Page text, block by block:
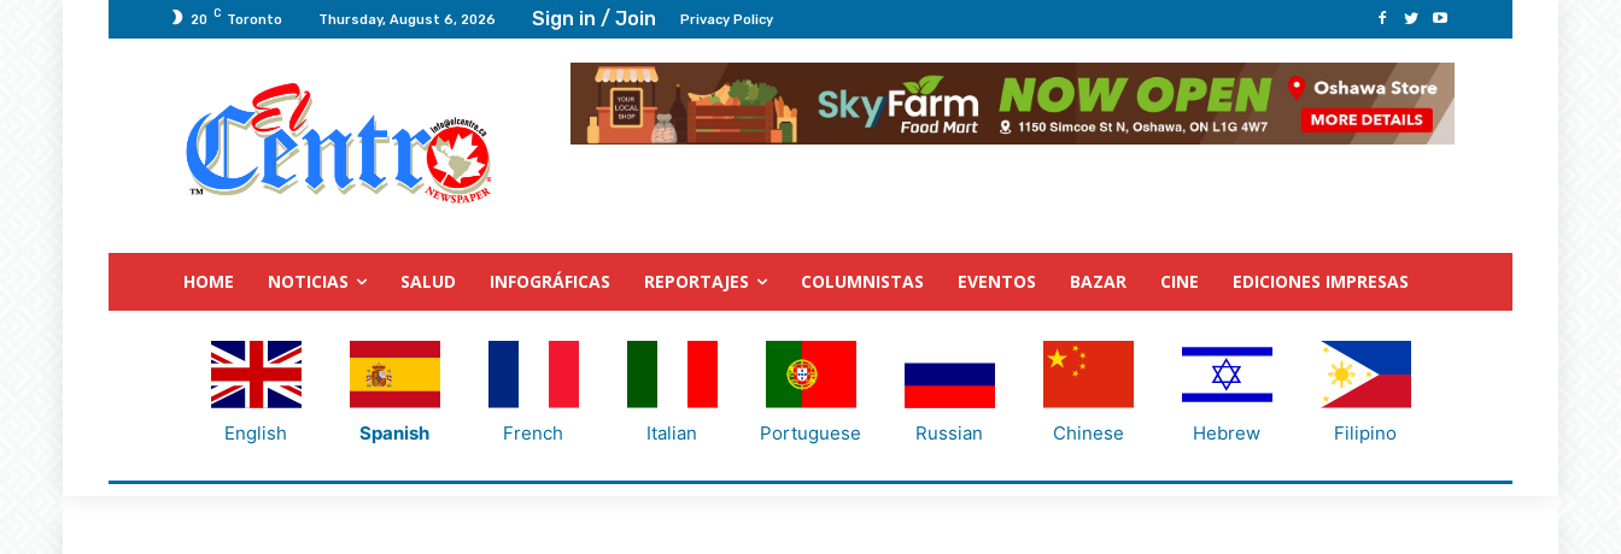
20 C Toronto Thursday, August 6, 2026 Sign in / Join Privacy Policy
HOME NOTICIAS SALUD INFOGRÁFICAS REPORTAJES COLUMNISTAS EVENTOS BAZAR CINE EDICIONES IMPRESAS
English Spanish French Italian Portuguese Russian Chinese Hebrew Filipino